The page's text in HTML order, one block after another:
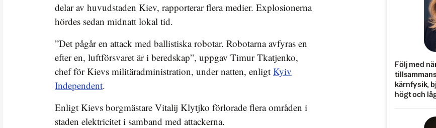
delar av huvudstaden Kiev, rapporterar flera medier. Explosionerna
hördes sedan midnatt lokal tid.
”Det pågår en attack med ballistiska robotar. Robotarna avfyras en
efter en, luftförsvaret är i beredskap”, uppgav Timur Tkatjenko,
chef för Kievs militäradministration, under natten, enligt Kyiv
Independent.
Enligt Kievs borgmästare Vitalij Klytjko förlorade flera områden i
staden elektricitet i samband med attackerna.
Följ med
kärnfysik,
högt och